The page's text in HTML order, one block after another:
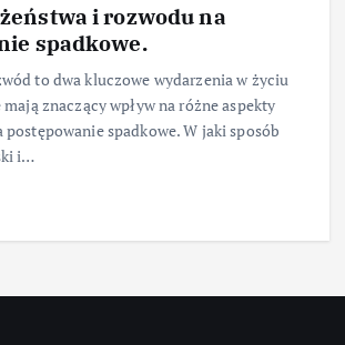
i rozwodu na
spadkowe.
to dwa kluczowe wydarzenia w życiu
znaczący wpływ na różne aspekty
postępowanie spadkowe. W jaki sposób
i…